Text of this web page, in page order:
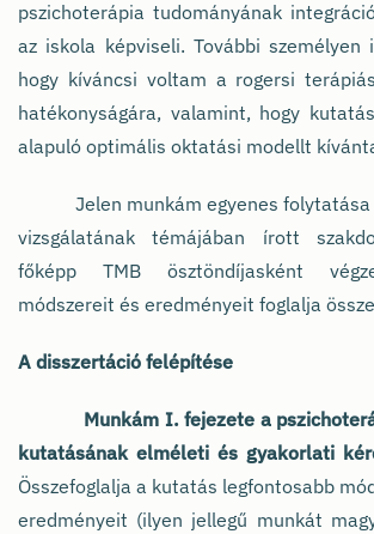
pszichoterápia tudományának
az iskola képviseli. További személyen
hogy kíváncsi voltam a rogersi
hatékonyságára, valamint, hogy
alapuló optimális oktatási modellt
Jelen munkám egyenes folytatása
vizsgálatának témájában írott
főképp TMB ösztöndíjasként
módszereit és eredményeit foglalja
A disszertáció felépítése
Munkám I. fejezete a
kutatásának elméleti és gyakorlati
Összefoglalja a kutatás legfontosabb
eredményeit (ilyen jellegű munkát